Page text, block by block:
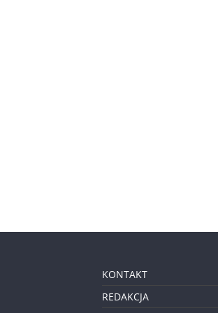
KONTAKT
REDAKCJA